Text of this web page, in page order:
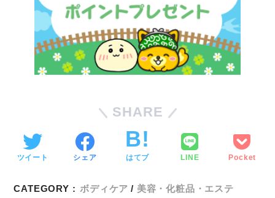
SHARE
ツイート シェア はてブ LINE Pocket
CATEGORY : ボディケア 美容・化粧品・エステ